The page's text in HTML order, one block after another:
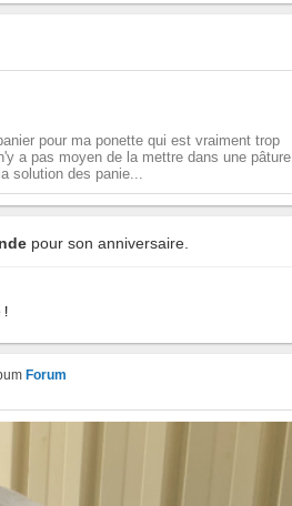
pour ma ponette qui est vraiment trop
a pas moyen de la mettre dans une pâture
solution des panie...
pour son anniversaire.
!
Forum